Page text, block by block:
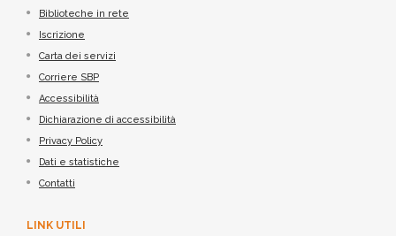
Biblioteche in rete
Iscrizione
Carta dei servizi
Corriere SBP
Accessibilità
Dichiarazione di accessibilità
Privacy Policy
Dati e statistiche
Contatti
LINK UTILI